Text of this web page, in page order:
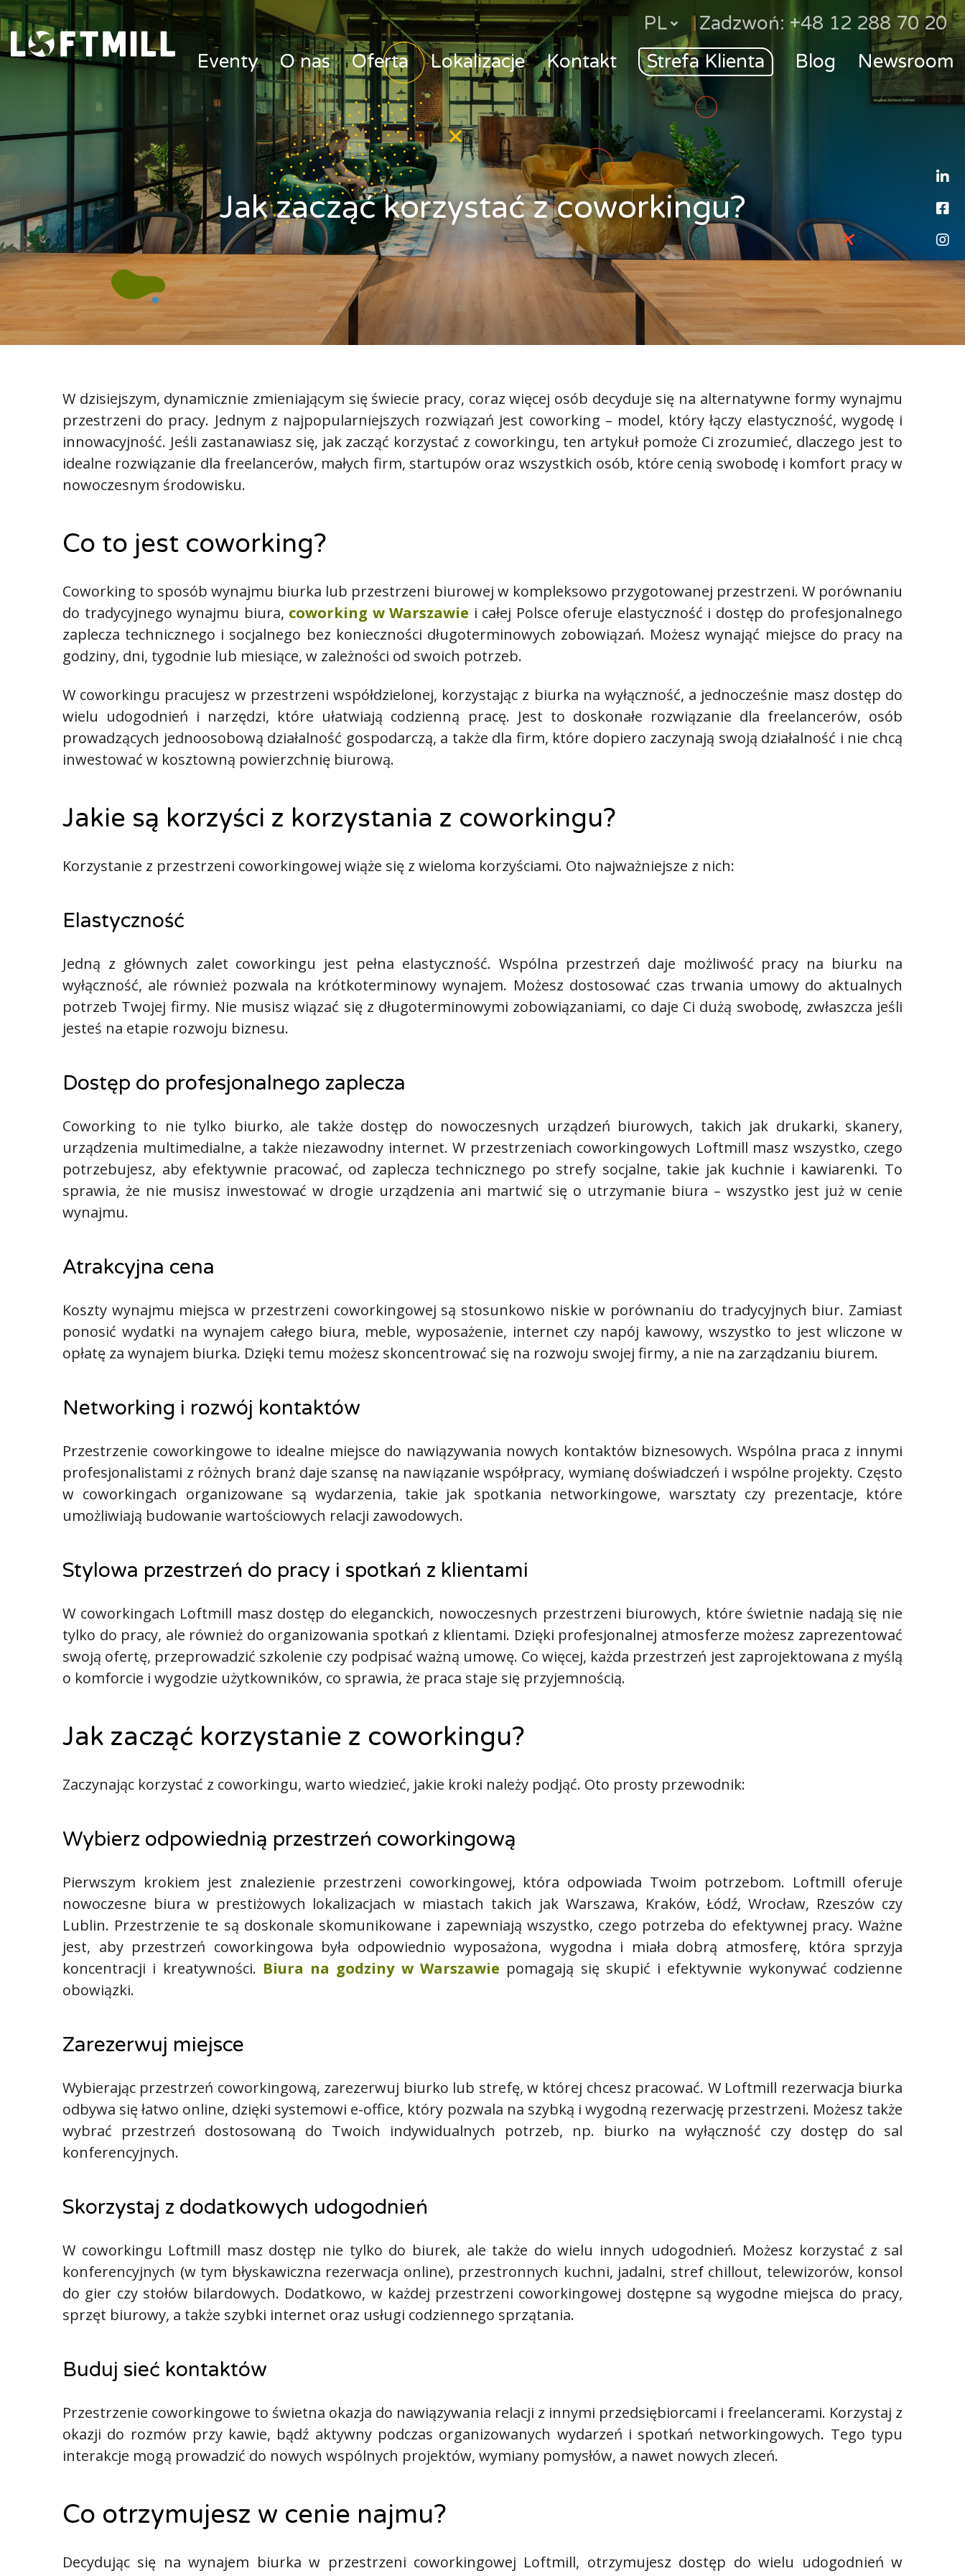
Loftmill.com
PL
Zadzwoń: +48 12 288 70 20
Eventy
O nas Oferta Lokalizacje Kontakt Strefa Klienta Blog Newsroom
Jak zacząć korzystać z coworkingu?
W dzisiejszym, dynamicznie zmieniającym się świecie pracy, coraz więcej osób decyduje się na alternatywne formy wynajmu
przestrzeni do pracy. Jednym z najpopularniejszych rozwiązań jest coworking – model, który łączy elastyczność, wygodę i
innowacyjność. Jeśli zastanawiasz się, jak zacząć korzystać z coworkingu, ten artykuł pomoże Ci zrozumieć, dlaczego jest to
idealne rozwiązanie dla freelancerów, małych firm, startupów oraz wszystkich osób, które cenią swobodę i komfort pracy w
nowoczesnym środowisku.
Co to jest coworking?
Coworking to sposób wynajmu biurka lub przestrzeni biurowej w kompleksowo przygotowanej przestrzeni. W porównaniu
do tradycyjnego wynajmu biura, coworking w Warszawie i całej Polsce oferuje elastyczność i dostęp do profesjonalnego
zaplecza technicznego i socjalnego bez konieczności długoterminowych zobowiązań. Możesz wynająć miejsce do pracy na
godziny, dni, tygodnie lub miesiące, w zależności od swoich potrzeb.
W coworkingu pracujesz w przestrzeni współdzielonej, korzystając z biurka na wyłączność, a jednocześnie masz dostęp do
wielu udogodnień i narzędzi, które ułatwiają codzienną pracę. Jest to doskonałe rozwiązanie dla freelancerów, osób
prowadzących jednoosobową działalność gospodarczą, a także dla firm, które dopiero zaczynają swoją działalność i nie chcą
inwestować w kosztowną powierzchnię biurową.
Jakie są korzyści z korzystania z coworkingu?
Korzystanie z przestrzeni coworkingowej wiąże się z wieloma korzyściami. Oto najważniejsze z nich:
Elastyczność
Jedną z głównych zalet coworkingu jest pełna elastyczność. Wspólna przestrzeń daje możliwość pracy na biurku na
wyłączność, ale również pozwala na krótkoterminowy wynajem. Możesz dostosować czas trwania umowy do aktualnych
potrzeb Twojej firmy. Nie musisz wiązać się z długoterminowymi zobowiązaniami, co daje Ci dużą swobodę, zwłaszcza jeśli
jesteś na etapie rozwoju biznesu.
Dostęp do profesjonalnego zaplecza
Coworking to nie tylko biurko, ale także dostęp do nowoczesnych urządzeń biurowych, takich jak drukarki, skanery,
urządzenia multimedialne, a także niezawodny internet. W przestrzeniach coworkingowych Loftmill masz wszystko, czego
potrzebujesz, aby efektywnie pracować, od zaplecza technicznego po strefy socjalne, takie jak kuchnie i kawiarenki. To
sprawia, że nie musisz inwestować w drogie urządzenia ani martwić się o utrzymanie biura – wszystko jest już w cenie
wynajmu.
Atrakcyjna cena
Koszty wynajmu miejsca w przestrzeni coworkingowej są stosunkowo niskie w porównaniu do tradycyjnych biur. Zamiast
ponosić wydatki na wynajem całego biura, meble, wyposażenie, internet czy napój kawowy, wszystko to jest wliczone w
opłatę za wynajem biurka. Dzięki temu możesz skoncentrować się na rozwoju swojej firmy, a nie na zarządzaniu biurem.
Networking i rozwój kontaktów
Przestrzenie coworkingowe to idealne miejsce do nawiązywania nowych kontaktów biznesowych. Wspólna praca z innymi
profesjonalistami z różnych branż daje szansę na nawiązanie współpracy, wymianę doświadczeń i wspólne projekty. Często
w coworkingach organizowane są wydarzenia, takie jak spotkania networkingowe, warsztaty czy prezentacje, które
umożliwiają budowanie wartościowych relacji zawodowych.
Stylowa przestrzeń do pracy i spotkań z klientami
W coworkingach Loftmill masz dostęp do eleganckich, nowoczesnych przestrzeni biurowych, które świetnie nadają się nie
tylko do pracy, ale również do organizowania spotkań z klientami. Dzięki profesjonalnej atmosferze możesz zaprezentować
swoją ofertę, przeprowadzić szkolenie czy podpisać ważną umowę. Co więcej, każda przestrzeń jest zaprojektowana z myślą
o komforcie i wygodzie użytkowników, co sprawia, że praca staje się przyjemnością.
Jak zacząć korzystanie z coworkingu?
Zaczynając korzystać z coworkingu, warto wiedzieć, jakie kroki należy podjąć. Oto prosty przewodnik:
Wybierz odpowiednią przestrzeń coworkingową
Pierwszym krokiem jest znalezienie przestrzeni coworkingowej, która odpowiada Twoim potrzebom. Loftmill oferuje
nowoczesne biura w prestiżowych lokalizacjach w miastach takich jak Warszawa, Kraków, Łódź, Wrocław, Rzeszów czy
Lublin. Przestrzenie te są doskonale skomunikowane i zapewniają wszystko, czego potrzeba do efektywnej pracy. Ważne
jest, aby przestrzeń coworkingowa była odpowiednio wyposażona, wygodna i miała dobrą atmosferę, która sprzyja
koncentracji i kreatywności. Biura na godziny w Warszawie pomagają się skupić i efektywnie wykonywać codzienne
obowiązki.
Zarezerwuj miejsce
Wybierając przestrzeń coworkingową, zarezerwuj biurko lub strefę, w której chcesz pracować. W Loftmill rezerwacja biurka
odbywa się łatwo online, dzięki systemowi e-office, który pozwala na szybką i wygodną rezerwację przestrzeni. Możesz także
wybrać przestrzeń dostosowaną do Twoich indywidualnych potrzeb, np. biurko na wyłączność czy dostęp do sal
konferencyjnych.
Skorzystaj z dodatkowych udogodnień
W coworkingu Loftmill masz dostęp nie tylko do biurek, ale także do wielu innych udogodnień. Możesz korzystać z sal
konferencyjnych (w tym błyskawiczna rezerwacja online), przestronnych kuchni, jadalni, stref chillout, telewizorów, konsol
do gier czy stołów bilardowych. Dodatkowo, w każdej przestrzeni coworkingowej dostępne są wygodne miejsca do pracy,
sprzęt biurowy, a także szybki internet oraz usługi codziennego sprzątania.
Buduj sieć kontaktów
Przestrzenie coworkingowe to świetna okazja do nawiązywania relacji z innymi przedsiębiorcami i freelancerami. Korzystaj z
okazji do rozmów przy kawie, bądź aktywny podczas organizowanych wydarzeń i spotkań networkingowych. Tego typu
interakcje mogą prowadzić do nowych wspólnych projektów, wymiany pomysłów, a nawet nowych zleceń.
Co otrzymujesz w cenie najmu?
Decydując się na wynajem biurka w przestrzeni coworkingowej Loftmill, otrzymujesz dostęp do wielu udogodnień w